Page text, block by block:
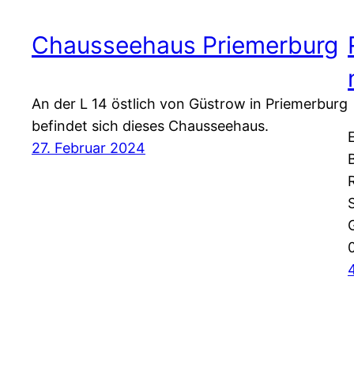
Chausseehaus Priemerburg
An der L 14 östlich von Güstrow in Priemerburg
befindet sich dieses Chausseehaus.
27. Februar 2024